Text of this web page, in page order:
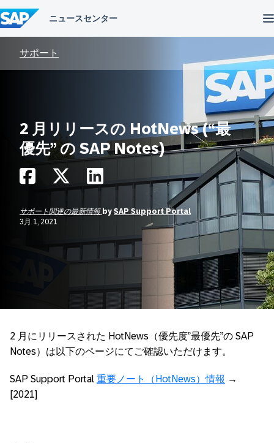
ン
テ
ン
サポート
2 月リリースの HotNews (“最
優先” の SAP Notes)
サポート関連の最新情報 bySAP Support Portal
3月 1, 2021
2 月にリリースされた HotNews（優先度”最優先”の SAP
Notes）は以下のページにてご確認いただけます。
SAP Support Portal 重要ノート（HotNews）情報 →
[2021]